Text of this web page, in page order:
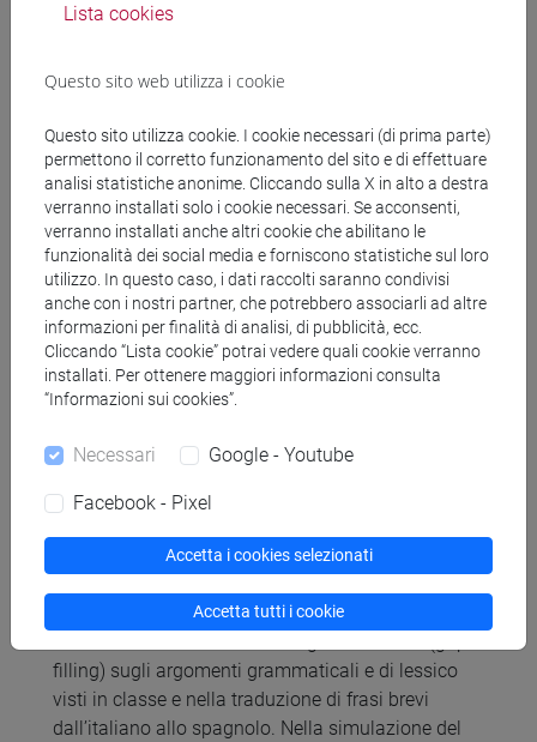
il corso e sarà reso disponibile nella piattaforma di
Modalità di verifica dell'apprendimento
L'esame di Lingua Spagnola si svolgerà in presenza
e consiste in una prova finale strutturata in due
parti: una prova scritta e in una presentazione orale
in PowerPoint di una città italiana per la quale si
propone un business plan, che potrebbe essere un
progetto per migliorare qualche servizio turistico o
qualche offerta già esistente o un progetto nuovo
dal punto di vista turistico che porti ad aumentare
l'interesse dei visitatori per la località scelta nel
La prova scritta (60'), che si terrà prima della
raggiungimento di una competenza linguistica di
filling) sugli argomenti grammaticali e di lessico
visti in classe e nella traduzione di frasi brevi
dall’italiano allo spagnolo. Nella simulazione del
Lista cookies
Questo sito web utilizza i cookie
Questo sito utilizza cookie. I cookie necessari (di prima parte)
permettono il corretto funzionamento del sito e di effettuare
analisi statistiche anonime. Cliccando sulla X in alto a destra
verranno installati solo i cookie necessari. Se acconsenti,
verranno installati anche altri cookie che abilitano le
funzionalità dei social media e forniscono statistiche sul loro
utilizzo. In questo caso, i dati raccolti saranno condivisi
anche con i nostri partner, che potrebbero associarli ad altre
informazioni per finalità di analisi, di pubblicità, ecc.
Cliccando “Lista cookie” potrai vedere quali cookie verranno
installati. Per ottenere maggiori informazioni consulta
“Informazioni sui cookies”.
Necessari Google - Youtube
Facebook - Pixel
Accetta i cookies selezionati
Accetta tutti i cookie